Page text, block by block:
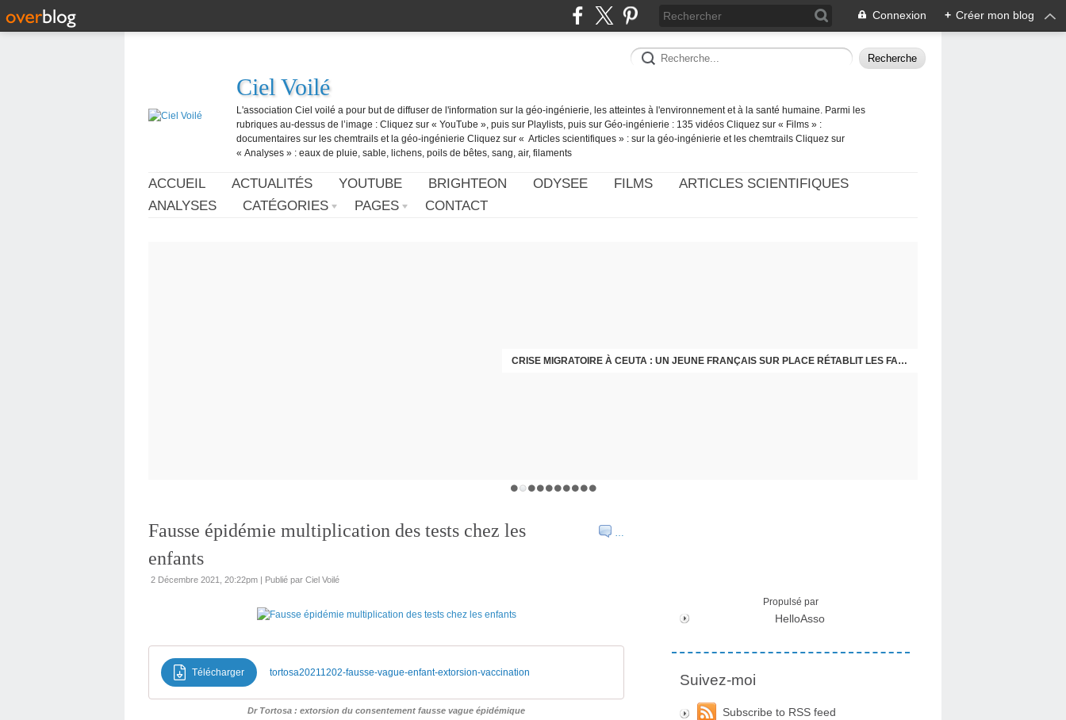
Connexion + Créer mon blog
Ciel Voilé
L'association Ciel voilé a pour but de diffuser de l'information sur la géo-ingénierie, les atteintes à l'environnement et à la santé humaine. Parmi les
rubriques au-dessus de l’image : Cliquez sur « YouTube », puis sur Playlists, puis sur Géo-ingénierie : 135 vidéos Cliquez sur « Films » :
documentaires sur les chemtrails et la géo-ingénierie Cliquez sur « Articles scientifiques » : sur la géo-ingénierie et les chemtrails Cliquez sur
« Analyses » : eaux de pluie, sable, lichens, poils de bêtes, sang, air, filaments
ACCUEIL ACTUALITÉS YOUTUBE BRIGHTEON ODYSEE FILMS
ARTICLES SCIENTIFIQUES
ANALYSES
CATÉGORIES PAGES CONTACT
CRISE MIGRATOIRE À CEUTA : UN JEUNE FRANÇAIS SUR PLACE RÉTABLIT LES FAITS ! - RAPHAËL AYMA
…
Fausse épidémie multiplication des tests chez les
enfants
2 Décembre 2021, 20:22pm | Publié par Ciel Voilé
Télécharger tortosa20211202-fausse-vague-enfant-extorsion-vaccination
Dr Tortosa : extorsion du consentement fausse vague épidémique
Propulsé par
HelloAsso
Suivez-moi
Subscribe to RSS feed